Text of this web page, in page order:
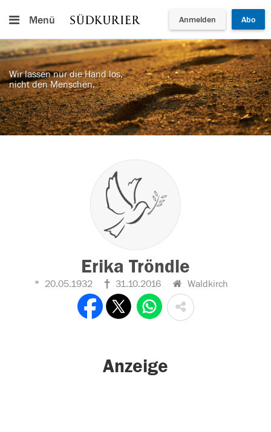
Menü Anmelden Abo
Wir lassen nur die Hand los,
nicht den Menschen.
Erika Tröndle
20.05.1932 31.10.2016 Waldkirch
Anzeige